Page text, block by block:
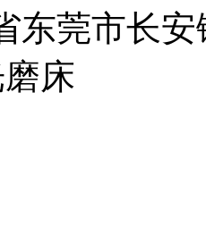
东莞市长
床